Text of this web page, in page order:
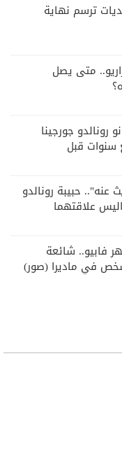
3 تحديات ترسم نهاية
متى يصل
رونالدو جورجينا
سنوات قبل
عنه".. حبيبة رونالدو
علاقتهما
فابيو.. شائعة
في ماديرا (صور)